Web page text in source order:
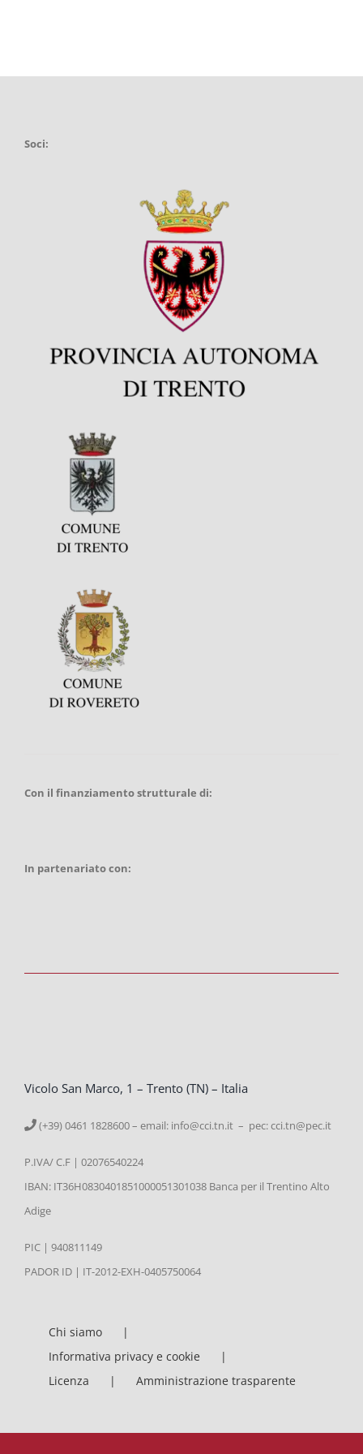
Soci:
Con il finanziamento strutturale di:
In partenariato con:
Vicolo San Marco, 1 – Trento (TN) – Italia
(+39) 0461 1828600 – email: info@cci.tn.it – pec: cci.tn@pec.it
P.IVA/ C.F | 02076540224
IBAN: IT36H0830401851000051301038 Banca per il Trentino Alto
Adige
PIC | 940811149
PADOR ID | IT-2012-EXH-0405750064
Chi siamo
Informativa privacy e cookie
Licenza
Amministrazione trasparente